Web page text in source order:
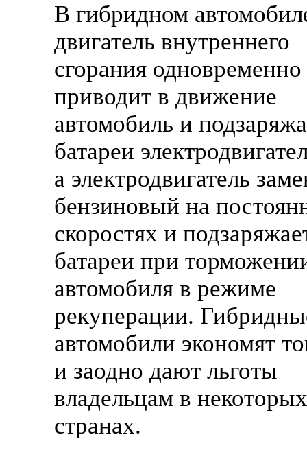
В гибридном
двигатель внутреннего
сгорания одновременно
приводит в движение
автомобиль и
батареи
а электродвигатель
бензиновый на
скоростях и
батареи при
автомобиля в режиме
рекуперации.
автомобили экономят
и заодно дают льготы
владельцам в некоторых
странах.